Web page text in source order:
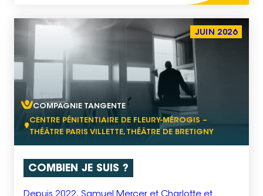
JUIN 2026
COMPAGNIE TANGENTE
CENTRE PÉNITENTIAIRE DE FLEURY-MÉROGIS –
THÉÂTRE PARIS VILLETTE, THÉÂTRE DE BRETIGNY
COMBIEN JE SUIS ?